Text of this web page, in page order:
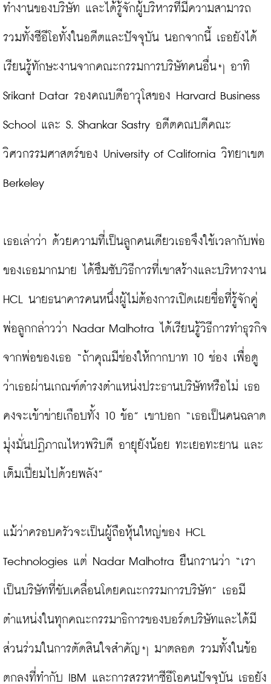
ทำงานของบริษัท และได้รู้จักผู้บริหารที่มีความสามารถ
รวมทั้งซีอีโอทั้งในอดีตและปัจจุบัน นอกจากนี้ เธอยังได้
เรียนรู้ทักษะงานจากคณะกรรมการบริษัทคนอื่นๆ อาทิ
Srikant Datar รองคณบดีอาวุโสของ Harvard Business
School และ S. Shankar Sastry อดีตคณบดีคณะ
วิศวกรรมศาสตร์ของ University of California วิทยาเขต
Berkeley
เธอเล่าว่า ด้วยความที่เป็นลูกคนเดียวเธอจึงใช้เวลากับพ่อ
ของเธอมากมาย ได้ซึมซับวิธีการที่เขาสร้างและบริหารงาน
HCL นายธนาคารคนหนึ่งผู้ไม่ต้องการเปิดเผยชื่อที่รู้จักคู่
พ่อลูกกล่าวว่า Nadar Malhotra ได้เรียนรู้วิธีการทำธุรกิจ
จากพ่อของเธอ “ถ้าคุณมีช่องให้กากบาท 10 ช่อง เพื่อดู
ว่าเธอผ่านเกณฑ์ดำรงตำแหน่งประธานบริษัทหรือไม่ เธอ
คงจะเข้าข่ายเกือบทั้ง 10 ข้อ” เขาบอก “เธอเป็นคนฉลาด
มุ่งมั่นปฏิภาณไหวพริบดี อายุยังน้อย ทะเยอทะยาน และ
เต็มเปี่ยมไปด้วยพลัง”
แม้ว่าครอบครัวจะเป็นผู้ถือหุ้นใหญ่ของ HCL
Technologies แต่ Nadar Malhotra ยืนกรานว่า “เรา
เป็นบริษัทที่ขับเคลื่อนโดยคณะกรรมการบริษัท” เธอมี
ตำแหน่งในทุกคณะกรรมาธิการของบอร์ดบริษัทและได้มี
ส่วนร่วมในการตัดสินใจสำคัญๆ มาตลอด รวมทั้งในข้อ
ตกลงที่ทำกับ IBM และการสรรหาซีอีโอคนปัจจุบัน เธอยัง